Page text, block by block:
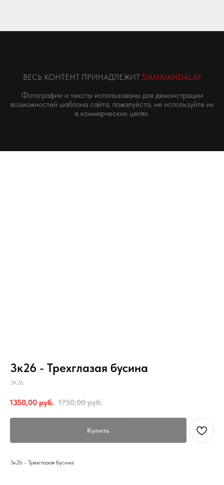
ВЕСЬ КОНТЕНТ ПРИНАДЛЕЖИТ SIAMMANDALAY
Фотографии и тексты использованы для демонстрации
возможностей шаблона сайта, пожалуйста, не используйте их
в коммерческих целях.
3к26 - Трехглазая бусина
3К26
1350,00 руб. 1750,00 руб.
Купить
3к26 - Трехглазая бусина